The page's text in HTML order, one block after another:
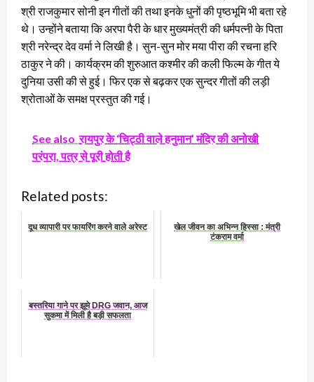
श्री राजकुमार सोनी इन गीतों की तथा इनके धुनों की पृष्ठभूमि भी बता रहे
थे। उन्होंने बताया कि अरपा पैरी के धार मुख्यमंत्री की धर्मपत्नी के पिता
श्री नरेन्द्र देव वर्मा ने लिखी है। सुन-सुन मोर मया पीरा की रचना हरि
ठाकुर ने की। कार्यक्रम की शुरुआत कश्मीर की कली फिल्म के गीत ये
दुनिया उसी की से हुई। फिर एक से बढ़कर एक सुन्दर गीतों की लड़ी
श्रोताओं के समक्ष प्रस्तुत की गई।
See also रायपुर के ‘चिट्ठी वाले हनुमान’ मंदिर की अनोखी
परंपरा, पत्र से पूरी होती है
Related posts:
दूध व्यापारी पर फायरिंग करने वाले अरेस्ट
खेल जीवन का अभिन्न हिस्सा : मंत्री
टंकराम वर्मा
बस्तरिया गाने पर झूमे DRG जवान, आज
सुकमा में मिली है बड़ी सफलता